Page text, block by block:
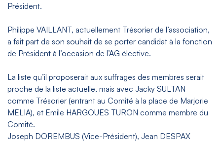
Président.
Philippe VAILLANT, actuellement Trésorier de l’association,
a fait part de son souhait de se porter candidat à la fonction
de Président à l’occasion de l’AG élective.
La liste qu’il proposerait aux suffrages des membres serait
proche de la liste actuelle, mais avec Jacky SULTAN
comme Trésorier (entrant au Comité à la place de Marjorie
MELIA), et Emile HARGOUES TURON comme membre du
Comité.
Joseph DOREMBUS (Vice-Président), Jean DESPAX